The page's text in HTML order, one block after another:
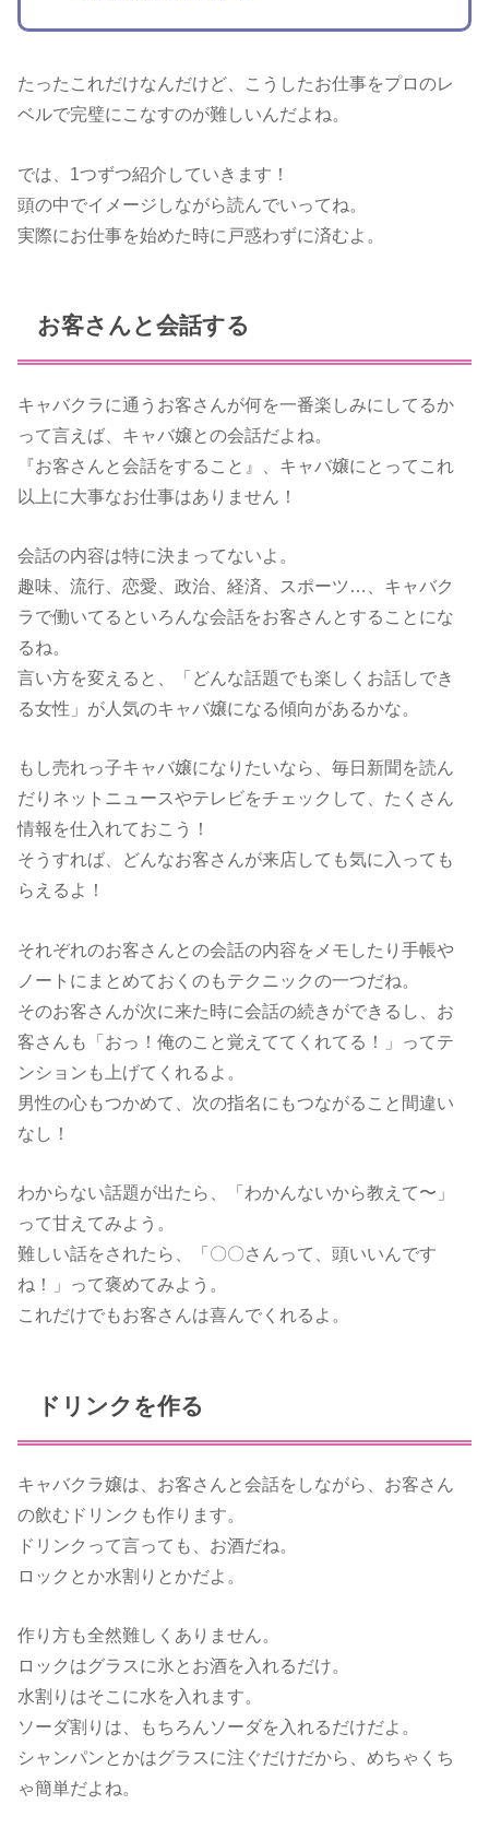
たったこれだけなんだけど、こうしたお仕事をプロのレ
ベルで完璧にこなすのが難しいんだよね。
では、1つずつ紹介していきます！
頭の中でイメージしながら読んでいってね。
実際にお仕事を始めた時に戸惑わずに済むよ。
お客さんと会話する
キャバクラに通うお客さんが何を一番楽しみにしてるか
って言えば、キャバ嬢との会話だよね。
『お客さんと会話をすること』、キャバ嬢にとってこれ
以上に大事なお仕事はありません！
会話の内容は特に決まってないよ。
趣味、流行、恋愛、政治、経済、スポーツ…、キャバク
ラで働いてるといろんな会話をお客さんとすることにな
るね。
言い方を変えると、「どんな話題でも楽しくお話しでき
る女性」が人気のキャバ嬢になる傾向があるかな。
もし売れっ子キャバ嬢になりたいなら、毎日新聞を読ん
だりネットニュースやテレビをチェックして、たくさん
情報を仕入れておこう！
そうすれば、どんなお客さんが来店しても気に入っても
らえるよ！
それぞれのお客さんとの会話の内容をメモしたり手帳や
ノートにまとめておくのもテクニックの一つだね。
そのお客さんが次に来た時に会話の続きができるし、お
客さんも「おっ！俺のこと覚えててくれてる！」ってテ
ンションも上げてくれるよ。
男性の心もつかめて、次の指名にもつながること間違い
なし！
わからない話題が出たら、「わかんないから教えて〜」
って甘えてみよう。
難しい話をされたら、「〇〇さんって、頭いいんです
ね！」って褒めてみよう。
これだけでもお客さんは喜んでくれるよ。
ドリンクを作る
キャバクラ嬢は、お客さんと会話をしながら、お客さん
の飲むドリンクも作ります。
ドリンクって言っても、お酒だね。
ロックとか水割りとかだよ。
作り方も全然難しくありません。
ロックはグラスに氷とお酒を入れるだけ。
水割りはそこに水を入れます。
ソーダ割りは、もちろんソーダを入れるだけだよ。
シャンパンとかはグラスに注ぐだけだから、めちゃくち
ゃ簡単だよね。